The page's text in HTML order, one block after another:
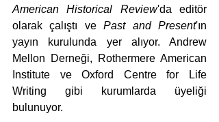
American Historical Review'da editör
olarak çalıştı ve Past and Present'ın
yayın kurulunda yer alıyor. Andrew
Mellon Derneği, Rothermere American
Institute ve Oxford Centre for Life
Writing gibi kurumlarda üyeliği
bulunuyor.